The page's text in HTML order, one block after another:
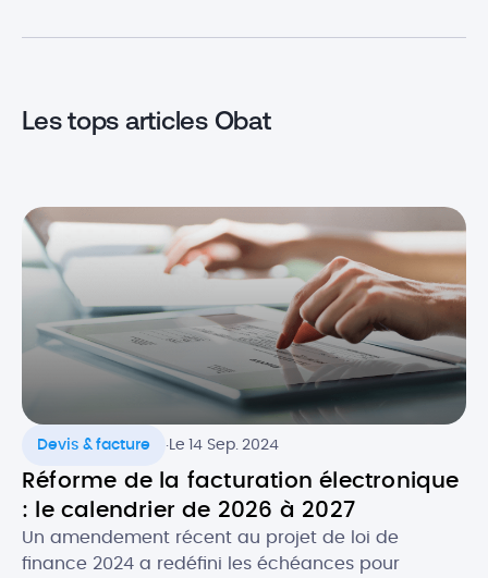
Les tops articles Obat
Devis & facture .Le 14 Sep. 2024
Réforme de la facturation électronique
: le calendrier de 2026 à 2027
Un amendement récent au projet de loi de
finance 2024 a redéfini les échéances pour